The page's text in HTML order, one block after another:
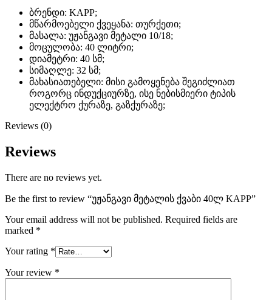
ბრენდი: KAPP;
მწარმოებელი ქვეყანა: თურქეთი;
მასალა: უჟანგავი მეტალი 10/18;
მოცულობა: 40 ლიტრი;
დიამეტრი: 40 სმ;
სიმაღლე: 32 სმ;
მახასიათებელი: მისი გამოყენება შეგიძლიათ
როგორც ინდუქციურზე, ისე ნებისმიერი ტიპის
ელექტრო ქურაზე, გაზქურაზე;
Reviews (0)
Reviews
There are no reviews yet.
Be the first to review “უჟანგავი მეტალის ქვაბი 40ლ KAPP”
Your email address will not be published. Required fields are
marked *
Your rating *
Your review *